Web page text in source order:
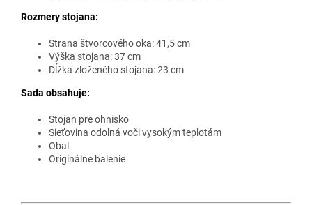
Rozmery stojana:
Strana štvorcového oka: 41,5 cm
Výška stojana: 37 cm
Dĺžka zloženého stojana: 23 cm
Sada obsahuje:
Stojan pre ohnisko
Sieťovina odolná voči vysokým teplotám
Obal
Originálne balenie